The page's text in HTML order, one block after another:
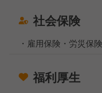
社会保険
・雇用保険・労災保
福利厚生